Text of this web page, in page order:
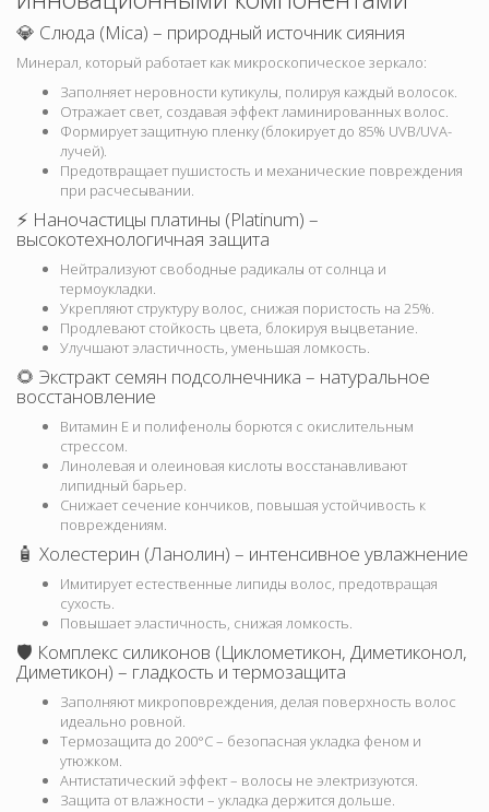
💎 Слюда (Mica) – природный источник сияния
Минерал, который работает как микроскопическое зеркало:
Заполняет неровности кутикулы, полируя каждый волосок.
Отражает свет, создавая эффект ламинированных волос.
Формирует защитную пленку (блокирует до 85% UVB/UVA-
лучей).
Предотвращает пушистость и механические повреждения
при расчесывании.
⚡ Наночастицы платины (Platinum) –
высокотехнологичная защита
Нейтрализуют свободные радикалы от солнца и
термоукладки.
Укрепляют структуру волос, снижая пористость на 25%.
Продлевают стойкость цвета, блокируя выцветание.
Улучшают эластичность, уменьшая ломкость.
🌻 Экстракт семян подсолнечника – натуральное
восстановление
Витамин Е и полифенолы борются с окислительным
стрессом.
Линолевая и олеиновая кислоты восстанавливают
липидный барьер.
Снижает сечение кончиков, повышая устойчивость к
повреждениям.
🧴 Холестерин (Ланолин) – интенсивное увлажнение
Имитирует естественные липиды волос, предотвращая
сухость.
Повышает эластичность, снижая ломкость.
🛡 Комплекс силиконов (Циклометикон, Диметиконол,
Диметикон) – гладкость и термозащита
Заполняют микроповреждения, делая поверхность волос
идеально ровной.
Термозащита до 200°C – безопасная укладка феном и
утюжком.
Антистатический эффект – волосы не электризуются.
Защита от влажности – укладка держится дольше.